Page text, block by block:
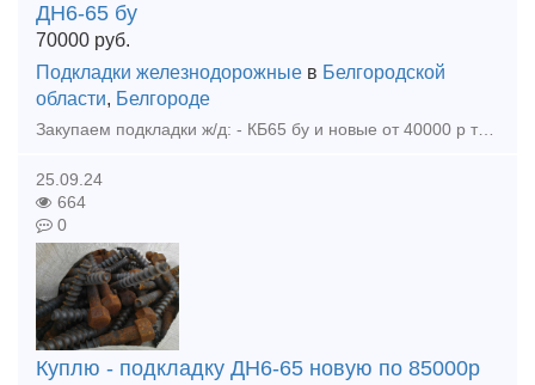
ДН6-65 бу
70000 руб.
Подкладки железнодорожные в Белгородской
области, Белгороде
Закупаем подкладки ж/д: - КБ65 бу и новые от 40000 р тн - КД65 бу и новые от 50000р тн - ДН6-65 бу и новые от 35000р тн - Болт стыковой бу и новый от 40000р тн - Болт клеммный, закладной бу и
25.09.24
664
0
Куплю - подкладку ДН6-65 новую по 85000р